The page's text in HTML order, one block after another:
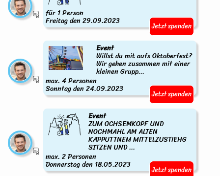
für 1 Person
Freitag den 29.09.2023 Jetzt spenden
Event
Willst du mit aufs Oktoberfest?
Wir gehen zusammen mit einer
kleinen Grupp...
max. 4 Personen
Sonntag den 24.09.2023 Jetzt spenden
Event
ZUM OCHSEMKOPF UND
NOCHMAHL AM ALTEN
KAPPUTTNEM MITTELZUSTIEHG
SITZEN UND ...
max. 2 Personen
Donnerstag den 18.05.2023 Jetzt spenden